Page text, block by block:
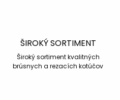
ŠIROKÝ SORTIMENT
Široký sortiment kvalitných
brúsnych a rezacích kotúčov